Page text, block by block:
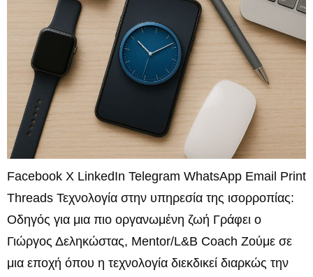
Facebook X LinkedIn Telegram WhatsApp Email Print
Threads Τεχνολογία στην υπηρεσία της ισορροπίας:
Οδηγός για μια πιο οργανωμένη ζωή Γράφει ο
Γιώργος Δεληκώστας, Mentor/L&B Coach Ζούμε σε
μια εποχή όπου η τεχνολογία διεκδικεί διαρκώς την